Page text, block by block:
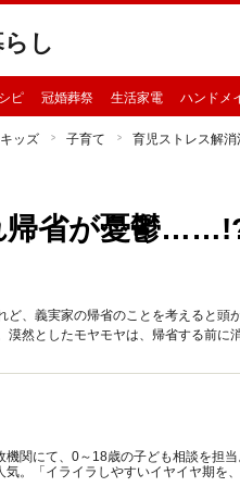
し
ピ 冠婚葬祭 生活家電 ハンドメ
ッズ 子育て 育児ストレス解消
帰省が憂鬱
ど、義実家の帰省のことを考えると
然としたモヤモヤは、帰省する前に
機関にて、0～18歳の子ども相談を担
気。「イライラしやすいイヤイヤ期を